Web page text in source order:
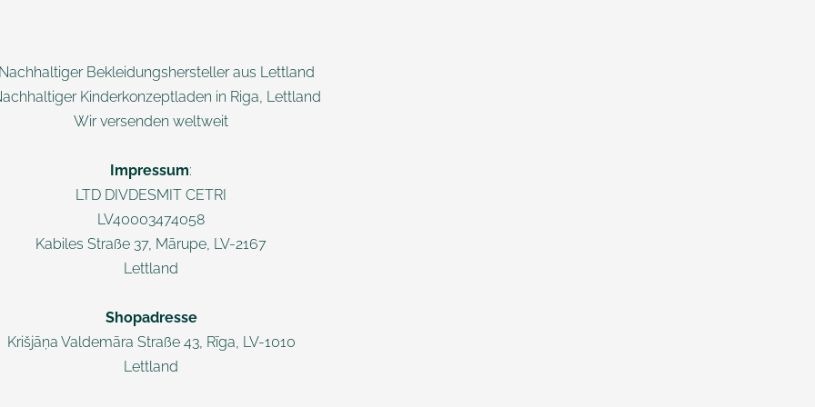
Bekleidungshersteller aus Lettland
Kinderkonzeptladen in Riga, Lettland
Wir versenden weltweit
Impressum:
LTD DIVDESMIT CETRI
LV40003474058
Kabiles Straße 37, Mārupe, LV-2167
Lettland
Shopadresse
Krišjāņa Valdemāra Straße 43, Rīga, LV-1010
Lettland